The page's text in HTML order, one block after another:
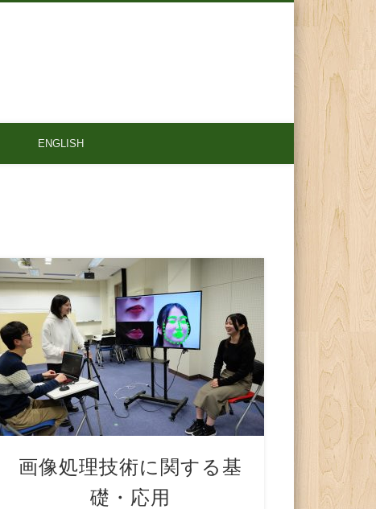
ENGLISH
画像処理技術に関する基
礎・応用